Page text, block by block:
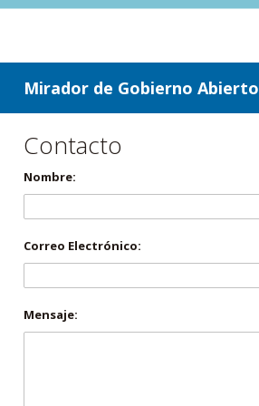
ir a contenido
ir al menú
Mirador de Gobierno Abierto
Contacto
Nombre:
Correo Electrónico:
Mensaje: